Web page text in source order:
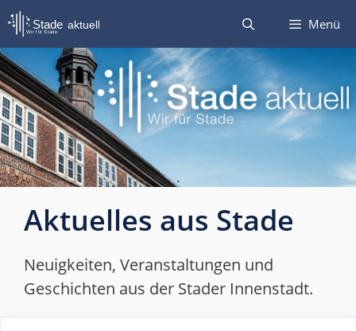
Zum
Inhalt
springen
Menü
.
Aktuelles aus Stade
Neuigkeiten, Veranstaltungen und
Geschichten aus der Stader Innenstadt.